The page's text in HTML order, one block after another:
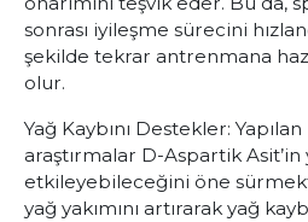
sonrası iyileşme sürecini
şekilde tekrar antrenmana
olur.
Yağ Kaybını Destekler:
araştırmalar D-Aspartik Asit’in
etkileyebileceğini öne
yağ yakımını artırarak yağ